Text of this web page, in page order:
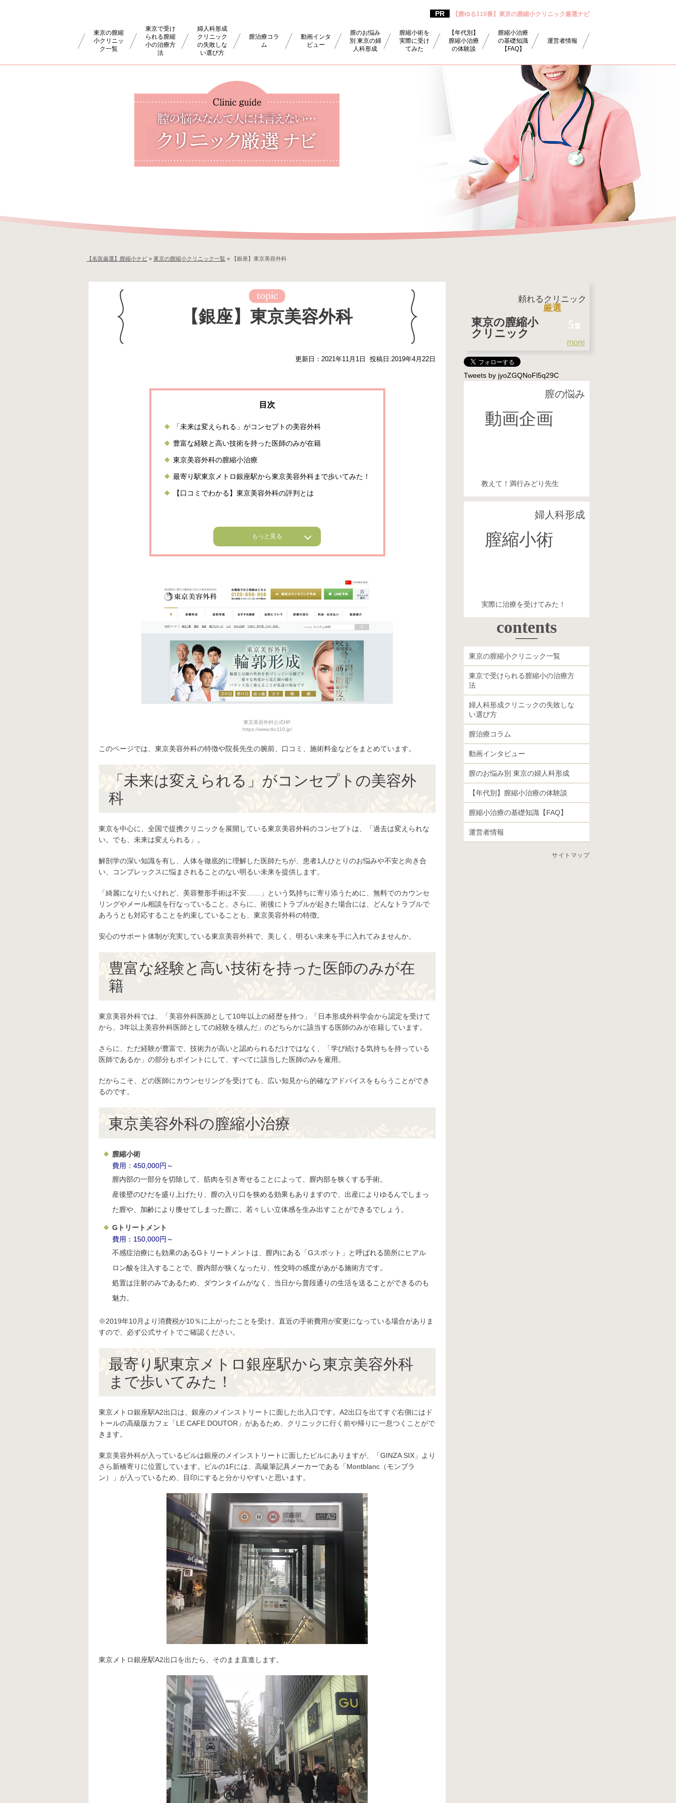
【膣ゆる110番】東京の膣縮小クリニック厳選ナビ
東京の膣縮
小クリニッ
ク一覧
東京で受け
られる膣縮
小の治療方
法
婦人科形成
クリニック
の失敗しな
い選び方
膣治療コラ
ム
動画インタ
ビュー
膣のお悩み
別 東京の婦
人科形成
膣縮小術を
実際に受け
てみた
【年代別】
膣縮小治療
の体験談
膣縮小治療
の基礎知識
【FAQ】
運営者情報
【名医厳選】膣縮小ナビ » 東京の膣縮小クリニック一覧 » 【銀座】東京美容外科
【銀座】東京美容外科
更新日：2021年11月1日 投稿日:2019年4月22日
「未来は変えられる」がコンセプトの美容外科
豊富な経験と高い技術を持った医師のみが在籍
東京美容外科の膣縮小治療
最寄り駅東京メトロ銀座駅から東京美容外科まで歩いてみた！
【口コミでわかる】東京美容外科の評判とは
もっと見る
東京美容外科公式HP
https://www.tkc110.jp/
このページでは、東京美容外科の特徴や院長先生の腕前、口コミ、施術料金などをまとめています。
「未来は変えられる」がコンセプトの美容外
科
東京を中心に、全国で提携クリニックを展開している東京美容外科のコンセプトは、「過去は変えられな
い。でも、未来は変えられる」。
解剖学の深い知識を有し、人体を徹底的に理解した医師たちが、患者1人ひとりのお悩みや不安と向き合
い、コンプレックスに悩まされることのない明るい未来を提供します。
「綺麗になりたいけれど、美容整形手術は不安……」という気持ちに寄り添うために、無料でのカウンセ
リングやメール相談を行なっていること。さらに、術後にトラブルが起きた場合には、どんなトラブルで
あろうとも対応することを約束していることも、東京美容外科の特徴。
安心のサポート体制が充実している東京美容外科で、美しく、明るい未来を手に入れてみませんか。
豊富な経験と高い技術を持った医師のみが在
籍
東京美容外科では、「美容外科医師として10年以上の経歴を持つ」「日本形成外科学会から認定を受けて
から、3年以上美容外科医師としての経験を積んだ」のどちらかに該当する医師のみが在籍しています。
さらに、ただ経験が豊富で、技術力が高いと認められるだけではなく、「学び続ける気持ちを持っている
医師であるか」の部分もポイントにして、すべてに該当した医師のみを雇用。
だからこそ、どの医師にカウンセリングを受けても、広い知見から的確なアドバイスをもらうことができ
るのです。
東京美容外科の膣縮小治療
膣縮小術
費用：450,000円～
膣内部の一部分を切除して、筋肉を引き寄せることによって、膣内部を狭くする手術。
産後壁のひだを盛り上げたり、膣の入り口を狭める効果もありますので、出産によりゆるんでしまっ
た膣や、加齢により痩せてしまった膣に、若々しい立体感を生み出すことができるでしょう。
Gトリートメント
費用：150,000円～
不感症治療にも効果のあるGトリートメントは、膣内にある「Gスポット」と呼ばれる箇所にヒアル
ロン酸を注入することで、膣内部が狭くなったり、性交時の感度があがる施術方です。
処置は注射のみであるため、ダウンタイムがなく、当日から普段通りの生活を送ることができるのも
魅力。
※2019年10月より消費税が10％に上がったことを受け、直近の手術費用が変更になっている場合がありま
すので、必ず公式サイトでご確認ください。
最寄り駅東京メトロ銀座駅から東京美容外科
まで歩いてみた！
東京メトロ銀座駅A2出口は、銀座のメインストリートに面した出入口です。A2出口を出てすぐ右側にはド
トールの高級版カフェ「LE CAFE DOUTOR」があるため、クリニックに行く前や帰りに一息つくことがで
きます。
東京美容外科が入っているビルは銀座のメインストリートに面したビルにありますが、「GINZA SIX」より
さら新橋寄りに位置しています。ビルの1Fには、高級筆記具メーカーである「Montblanc（モンブラ
ン）」が入っているため、目印にすると分かりやすいと思います。
東京メトロ銀座駅A2出口を出たら、そのまま直進します。
頼れるクリニック
厳選
東京の膣縮小
クリニック
5 選
more
Tweets by jyoZGQNoFl5q29C
膣の悩み
動画企画
教えて！満行みどり先生
婦人科形成
膣縮小術
実際に治療を受けてみた！
contents
東京の膣縮小クリニック一覧
東京で受けられる膣縮小の治療方
法
婦人科形成クリニックの失敗しな
い選び方
膣治療コラム
動画インタビュー
膣のお悩み別 東京の婦人科形成
【年代別】膣縮小治療の体験談
膣縮小治療の基礎知識【FAQ】
運営者情報
サイトマップ